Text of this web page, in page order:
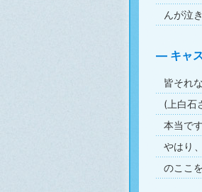
んが泣
キャ
皆それ
(上白石
本当で
やはり
のここ